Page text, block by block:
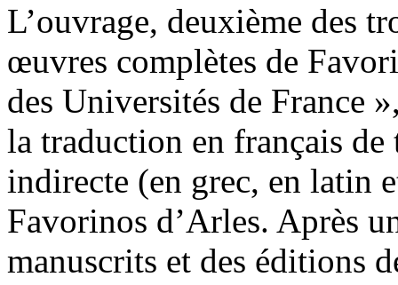
L’ouvrage, deuxième des
œuvres complètes de
des Universités de France
la traduction en français
indirecte (en grec, en latin
Favorinos d’Arles. Après
manuscrits et des éditions